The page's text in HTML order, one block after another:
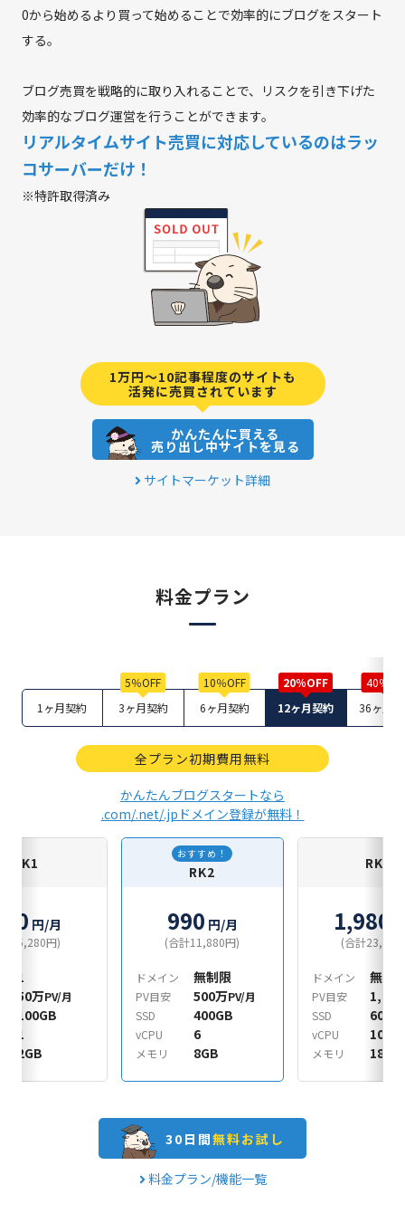
0から始めるより買って始めることで効率的にブログをスタート
する。
ブログ売買を戦略的に取り入れることで、リスクを引き下げた
効率的なブログ運営を行うことができます。
リアルタイムサイト売買に対応しているのはラッ
コサーバーだけ！
※特許取得済み
1万円～10記事程度のサイトも
活発に売買されています
かんたんに買える
売り出し中サイトを見る
サイトマーケット詳細
料金プラン
1ヶ月契約 3ヶ月契約 6ヶ月契約 12ヶ月契約 36ヶ月
全プラン初期費用無料
かんたんブログスタートなら
.com/.net/.jpドメイン登録が無料！
RK1
円/月
計5,280円)
1
50万PV/月
100GB
1
2GB
おすすめ！
RK2
990 円/月
(合計11,880円)
ドメイン 無制限
PV目安 500万PV/月
SSD
400GB
vCPU 6
メモリ 8GB
RK3
1,980
(合計23,760
ドメイン 無制
PV目安
SSD
vCPU 10
メモリ 18GB
30日間無料お試し
料金プラン/機能一覧